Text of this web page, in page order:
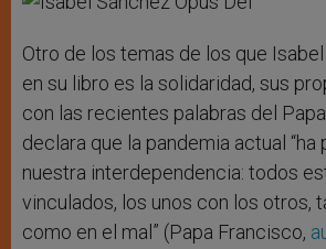
Otro de los temas de los que
en su libro es la solidaridad, sus
con las recientes palabras del
declara que la pandemia actual
nuestra interdependencia: todos
vinculados, los unos con los otros,
como en el mal” (Papa Francisco,